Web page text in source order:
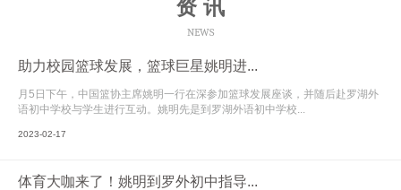
资 讯
NEWS
助力校园篮球发展，篮球巨星姚明进...
月5日下午，中国篮协主席姚明一行在深参加篮球发展座谈，并随后赴罗湖外
语初中学校与学生进行互动。姚明先是到罗湖外语初中学校...
2023-02-17
体育大咖来了！姚明到罗外初中指导...